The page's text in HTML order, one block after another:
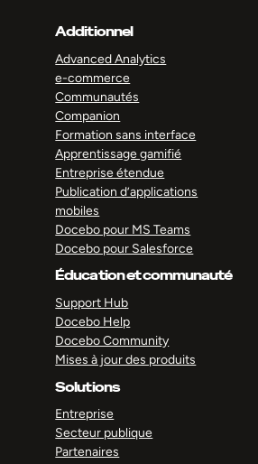
Additionnel
Advanced Analytics
e-commerce
Communautés
Companion
Formation sans interface
Apprentissage gamifié
Entreprise étendue
Publication d’applications
mobiles
Docebo pour MS Teams
Docebo pour Salesforce
Éducation et communauté
Support Hub
Docebo Help
Docebo Community
Mises à jour des produits
Solutions
Entreprise
Secteur publique
Partenaires